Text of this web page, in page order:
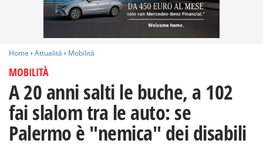
Home › Attualità › Mobilità
MOBILITÀ
A 20 anni salti le buche, a 102
fai slalom tra le auto: se
Palermo è "nemica" dei disabili